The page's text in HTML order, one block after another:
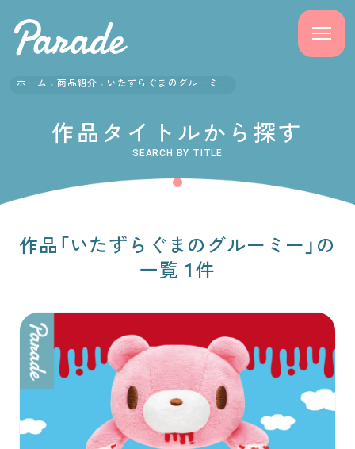
ニュース
よくある質問
お問い合わせ
PRIZE 公式 X
ホーム 商品紹介 いたずらぐまのグルーミー
作品タイトルから探す
SEARCH BY TITLE
作品「いたずらぐまのグルーミー」の
一覧 1件